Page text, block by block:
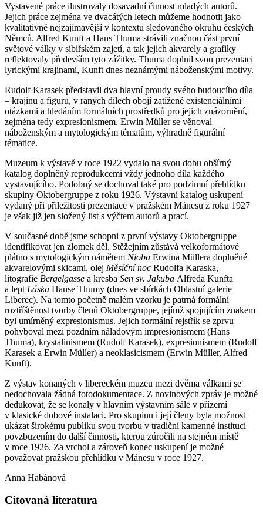
Vystavené práce ilustrovaly dosavadní činnost mladých autorů.
Jejich práce zejména ve dvacátých letech můžeme hodnotit jako
kvalitativně nejzajímavější v kontextu sledovaného okruhu českých
Němců. Alfred Kunft a Hans Thuma strávili značnou část první
světové války v sibiřském zajetí, a tak jejich akvarely a grafiky
reflektovaly především tyto zážitky. Thuma doplnil svou prezentaci
lyrickými krajinami, Kunft dnes neznámými náboženskými motivy.
Rudolf Karasek představil dva hlavní proudy svého budoucího díla
– krajinu a figuru, v raných dílech obojí zatížené existenciálními
otázkami a hledáním formálních prostředků pro jejich znázornění,
zejména tedy expresionismem. Erwin Müller se věnoval
náboženským a mytologickým tématům, výhradně figurální
tématice.
Muzeum k výstavě v roce 1922 vydalo na svou dobu obšírný
katalog doplněný reprodukcemi vždy jednoho díla každého
vystavujícího. Podobný se dochoval také pro podzimní přehlídku
skupiny Oktobergruppe z roku 1926. Výstavní katalog uskupení
vydaný při příležitosti prezentace v pražském Mánesu z roku 1927
je však již jen složený list s výčtem autorů a prací.
V současné době jsme schopni z první výstavy Oktobergruppe
identifikovat jen zlomek děl. Stěžejním zůstává velkoformátové
plátno s mytologickým námětem Nioba Erwina Müllera doplněné
akvarelovými skicami, olej Měsíční noc Rudolfa Karaska,
litografie Bergelgasse a kresba Sen sv. Jakuba Alfreda Kunfta
a lept Láska Hanse Thumy (dnes ve sbírkách Oblastní galerie
Liberec). Na tomto početně malém vzorku je patrná formální
roztříštěnost tvorby členů Oktobergruppe, jejímž spojujícím znakem
byl umírněný expresionismus. Jejich formální rejstřík se zprvu
pohyboval mezi pozdním náladovým impresionismem (Hans
Thuma), krystalinismem (Rudolf Karasek), expresionismem (Rudolf
Karasek a Erwin Müller) a neoklasicismem (Erwin Müller, Alfred
Kunft).
Z výstav konaných v libereckém muzeu mezi dvěma válkami se
nedochovala žádná fotodokumentace. Z novinových zpráv je možné
dedukovat, že se konaly v hlavním výstavním sále v přízemí
v klasické dobové instalaci. Pro skupinu i její členy byla možnost
ukázat širokému publiku svou tvorbu v tradiční kamenné instituci
povzbuzením do další činnosti, kterou zúročili na stejném místě
v roce 1926. Za vrchol a zároveň konec uskupení je možné
považovat pražskou přehlídku v Mánesu v roce 1927.
Anna Habánová
Citovaná literatura